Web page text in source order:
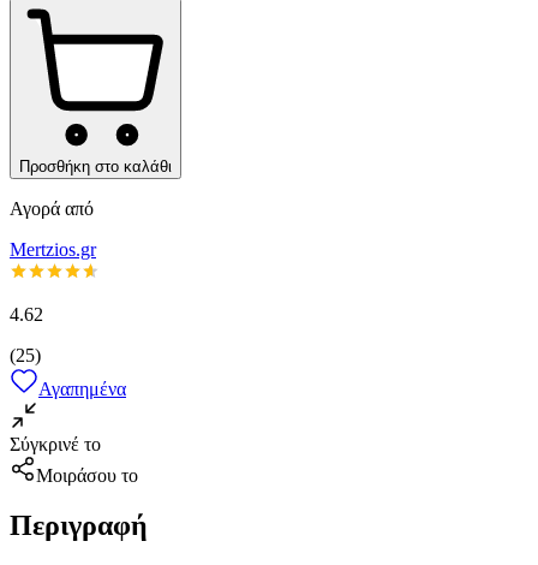
Προσθήκη στο καλάθι
Αγορά από
Mertzios.gr
4.62
(25)
Αγαπημένα
Σύγκρινέ το
Μοιράσου το
Περιγραφή